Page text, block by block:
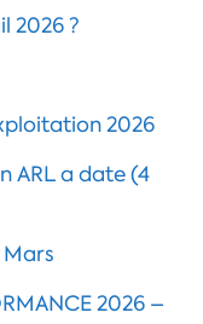
2026 ?
2026
ARL a date (4
2026 –